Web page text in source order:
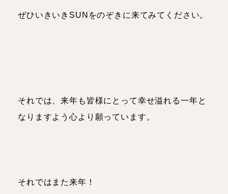
ぜひいきいきSUNをのぞきに来てみてください。
それでは、来年も皆様にとって幸せ溢れる一年と
なりますよう心より願っています。
それではまた来年！